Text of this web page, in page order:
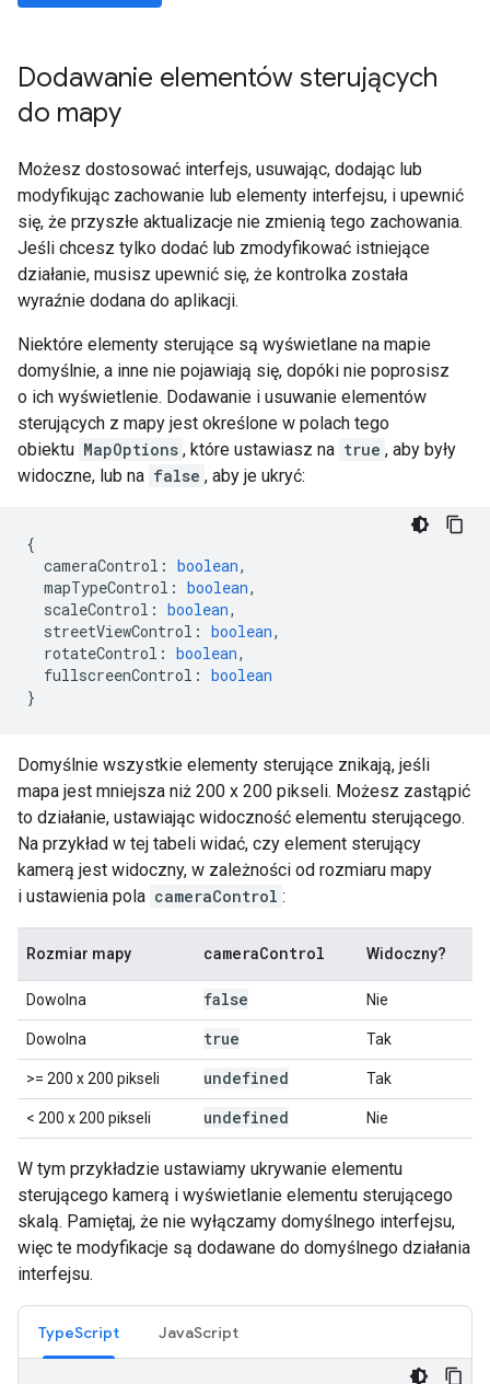
Dodawanie elementów sterujących
do mapy
Możesz dostosować interfejs, usuwając, dodając lub
modyfikując zachowanie lub elementy interfejsu, i upewnić
się, że przyszłe aktualizacje nie zmienią tego zachowania.
Jeśli chcesz tylko dodać lub zmodyfikować istniejące
działanie, musisz upewnić się, że kontrolka została
wyraźnie dodana do aplikacji.
Niektóre elementy sterujące są wyświetlane na mapie
domyślnie, a inne nie pojawiają się, dopóki nie poprosisz
o ich wyświetlenie. Dodawanie i usuwanie elementów
sterujących z mapy jest określone w polach tego
obiektu MapOptions , które ustawiasz na true , aby były
widoczne, lub na false , aby je ukryć:
{
cameraControl : boolean,
mapTypeControl : boolean,
scaleControl : boolean,
streetViewControl : boolean,
rotateControl : boolean,
fullscreenControl : boolean
}
Domyślnie wszystkie elementy sterujące znikają, jeśli
mapa jest mniejsza niż 200 x 200 pikseli. Możesz zastąpić
to działanie, ustawiając widoczność elementu sterującego.
Na przykład w tej tabeli widać, czy element sterujący
kamerą jest widoczny, w zależności od rozmiaru mapy
i ustawienia pola cameraControl :
Rozmiar mapy cameraControl Widoczny?
Dowolna false Nie
Dowolna true Tak
>= 200 x 200 pikseli undefined Tak
< 200 x 200 pikseli undefined Nie
W tym przykładzie ustawiamy ukrywanie elementu
sterującego kamerą i wyświetlanie elementu sterującego
skalą. Pamiętaj, że nie wyłączamy domyślnego interfejsu,
więc te modyfikacje są dodawane do domyślnego działania
interfejsu.
TypeScript JavaScript